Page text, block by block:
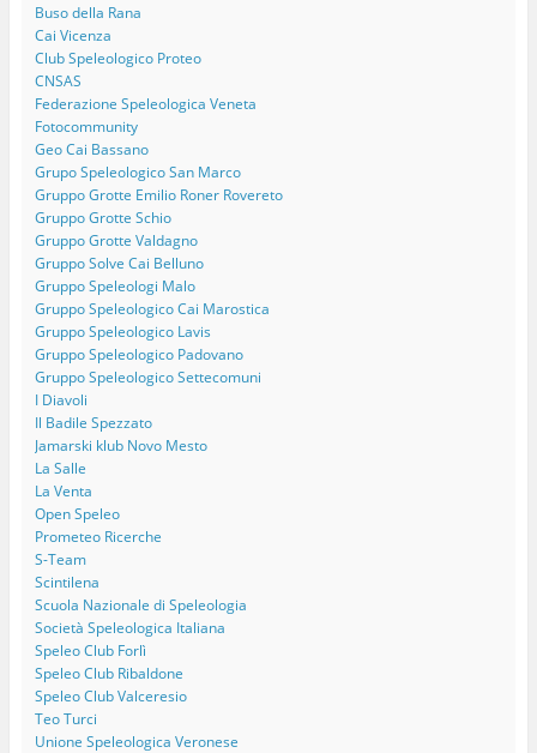
Buso della Rana
Cai Vicenza
Club Speleologico Proteo
CNSAS
Federazione Speleologica Veneta
Fotocommunity
Geo Cai Bassano
Grupo Speleologico San Marco
Gruppo Grotte Emilio Roner Rovereto
Gruppo Grotte Schio
Gruppo Grotte Valdagno
Gruppo Solve Cai Belluno
Gruppo Speleologi Malo
Gruppo Speleologico Cai Marostica
Gruppo Speleologico Lavis
Gruppo Speleologico Padovano
Gruppo Speleologico Settecomuni
I Diavoli
Il Badile Spezzato
Jamarski klub Novo Mesto
La Salle
La Venta
Open Speleo
Prometeo Ricerche
S-Team
Scintilena
Scuola Nazionale di Speleologia
Società Speleologica Italiana
Speleo Club Forlì
Speleo Club Ribaldone
Speleo Club Valceresio
Teo Turci
Unione Speleologica Veronese